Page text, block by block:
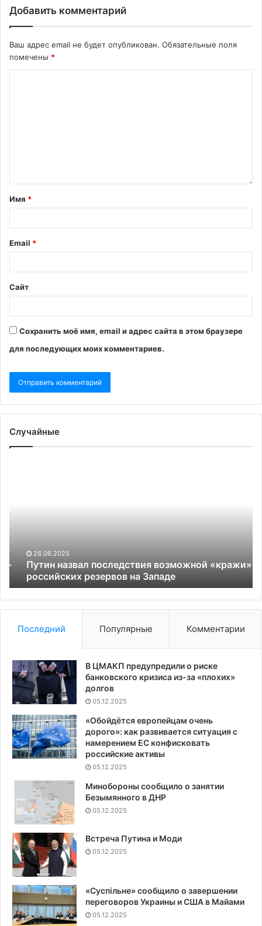
Добавить комментарий
Ваш адрес email не будет опубликован. Обязательные поля
помечены *
Имя *
Email *
Сайт
Сохранить моё имя, email и адрес сайта в этом браузере
для последующих моих комментариев.
Случайные
Западе
26.06.2025
Путин назвал последствия возможной «кражи»
российских резервов на Западе
Последний Популярные Комментарии
В ЦМАКП предупредили о риске
банковского кризиса из-за «плохих»
долгов
05.12.2025
«Обойдётся европейцам очень
дорого»: как развивается ситуация с
намерением ЕС конфисковать
российские активы
05.12.2025
Минобороны сообщило о занятии
Безымянного в ДНР
05.12.2025
Встреча Путина и Моди
05.12.2025
«Суспiльне» сообщило о завершении
переговоров Украины и США в Майами
05.12.2025